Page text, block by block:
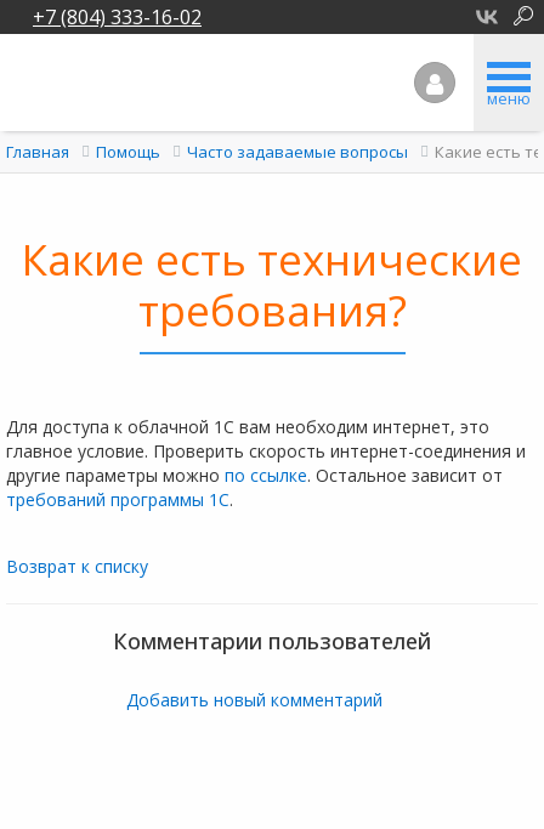
+7 (804) 333-16-02
меню
Главная Помощь Часто задаваемые вопросы Какие есть
Какие есть технические
требования?
Для доступа к облачной 1С вам необходим интернет, это
главное условие. Проверить скорость интернет-соединения и
другие параметры можно по ссылке. Остальное зависит от
требований программы 1С.
Возврат к списку
Комментарии пользователей
Добавить новый комментарий